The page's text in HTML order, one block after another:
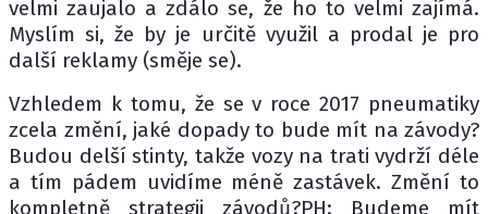
velmi zaujalo a zdálo se, že ho to velmi zajímá.
Myslím si, že by je určitě využil a prodal je pro
další reklamy (směje se).
Vzhledem k tomu, že se v roce 2017 pneumatiky
zcela změní, jaké dopady to bude mít na závody?
Budou delší stinty, takže vozy na trati vydrží déle
a tím pádem uvidíme méně zastávek. Změní to
kompletně strategii závodů?PH: Budeme mít